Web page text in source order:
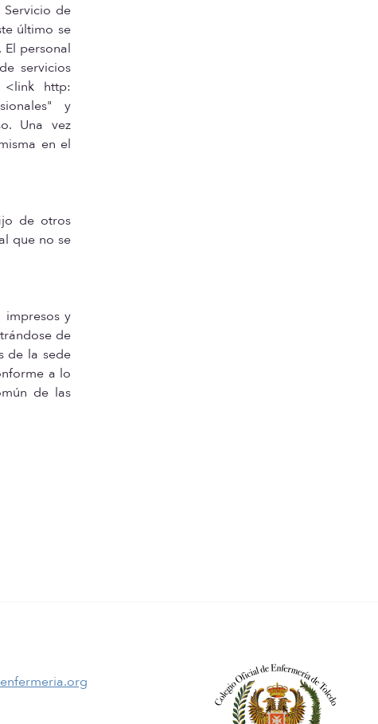
de
último se
El personal
servicios
http:
y
Una vez
en el
de otros
que no se
impresos y
de
de la sede
a lo
de las